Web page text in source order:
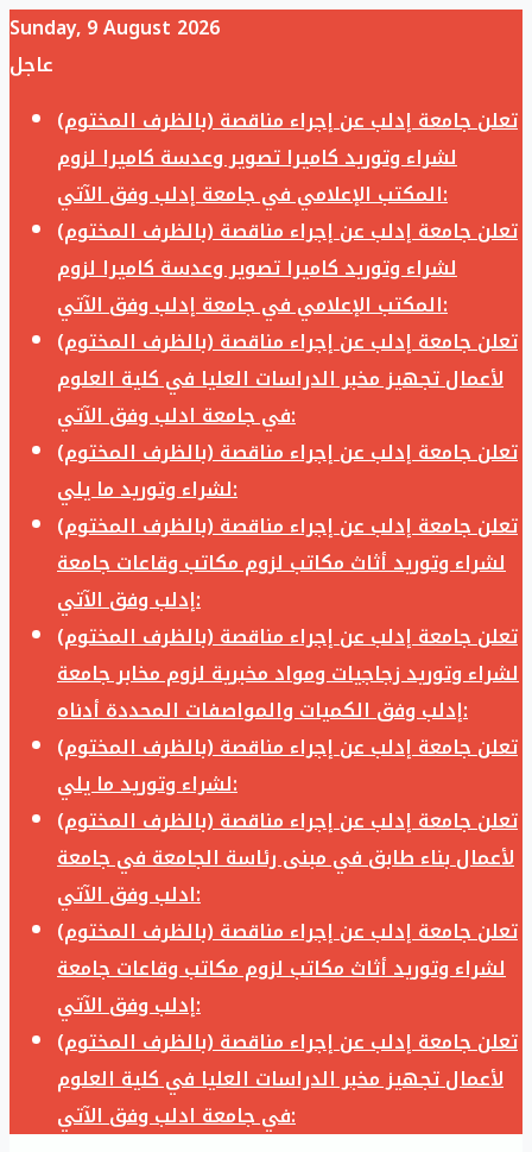
Sunday, 9 August 2026
عاجل
تعلن جامعة إدلب عن إجراء مناقصة (بالظرف المختوم)
لشراء وتوريد كاميرا تصوير وعدسة كاميرا لزوم
المكتب الإعلامي في جامعة إدلب وفق الآتي:
تعلن جامعة إدلب عن إجراء مناقصة (بالظرف المختوم)
لشراء وتوريد كاميرا تصوير وعدسة كاميرا لزوم
المكتب الإعلامي في جامعة إدلب وفق الآتي:
تعلن جامعة إدلب عن إجراء مناقصة (بالظرف المختوم)
لأعمال تجهيز مخبر الدراسات العليا في كلية العلوم
في جامعة ادلب وفق الآتي:
تعلن جامعة إدلب عن إجراء مناقصة (بالظرف المختوم)
لشراء وتوريد ما يلي:
تعلن جامعة إدلب عن إجراء مناقصة (بالظرف المختوم)
لشراء وتوريد أثاث مكاتب لزوم مكاتب وقاعات جامعة
إدلب وفق الآتي:
تعلن جامعة إدلب عن إجراء مناقصة (بالظرف المختوم)
لشراء وتوريد زجاجيات ومواد مخبرية لزوم مخابر جامعة
إدلب وفق الكميات والمواصفات المحددة أدناه:
تعلن جامعة إدلب عن إجراء مناقصة (بالظرف المختوم)
لشراء وتوريد ما يلي:
تعلن جامعة إدلب عن إجراء مناقصة (بالظرف المختوم)
لأعمال بناء طابق في مبنى رئاسة الجامعة في جامعة
ادلب وفق الآتي:
تعلن جامعة إدلب عن إجراء مناقصة (بالظرف المختوم)
لشراء وتوريد أثاث مكاتب لزوم مكاتب وقاعات جامعة
إدلب وفق الآتي:
تعلن جامعة إدلب عن إجراء مناقصة (بالظرف المختوم)
لأعمال تجهيز مخبر الدراسات العليا في كلية العلوم
في جامعة ادلب وفق الآتي: